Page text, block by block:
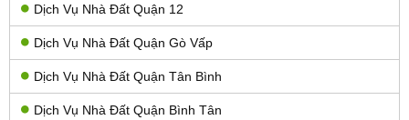
Dịch Vụ Nhà Đất Quận 12
Dịch Vụ Nhà Đất Quận Gò Vấp
Dịch Vụ Nhà Đất Quận Tân Bình
Dịch Vụ Nhà Đất Quận Bình Tân